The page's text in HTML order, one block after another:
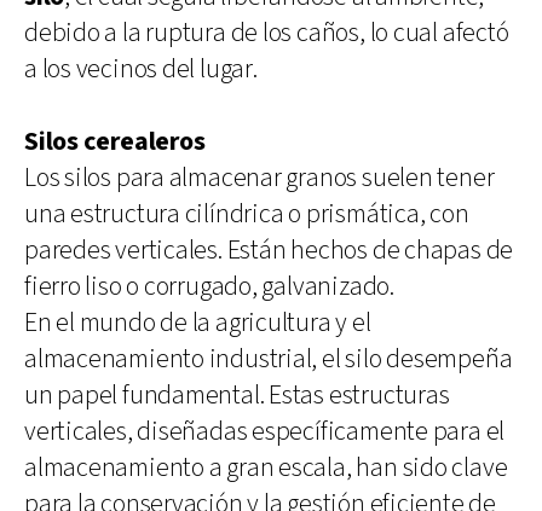
debido a la ruptura de los caños, lo cual afectó
a los vecinos del lugar.
Silos cerealeros
Los silos para almacenar granos suelen tener
una estructura cilíndrica o prismática, con
paredes verticales. Están hechos de chapas de
fierro liso o corrugado, galvanizado.
En el mundo de la agricultura y el
almacenamiento industrial, el silo desempeña
un papel fundamental. Estas estructuras
verticales, diseñadas específicamente para el
almacenamiento a gran escala, han sido clave
para la conservación y la gestión eficiente de